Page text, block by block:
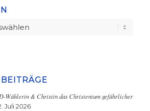
Wählerin & Christin das Christentum gefährlicher
Juli 2026